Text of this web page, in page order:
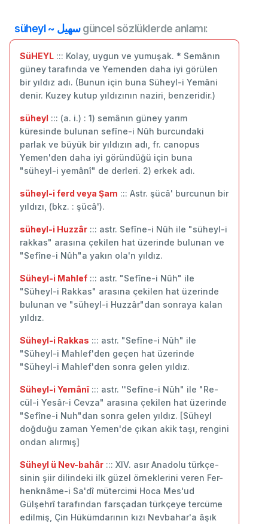
süheyl ~ سهيلgüncel sözlüklerde anlamı:
SüHEYL ::: Kolay, uygun ve yumuşak. * Semânın
güney tarafında ve Yemenden daha iyi görülen
bir yıldız adı. (Bunun için buna Süheyl-i Yemâni
denir. Kuzey kutup yıldızının naziri, benzeridir.)
süheyl ::: (a. i.) : 1) semânın güney yarım
küresinde bulunan sefîne-i Nûh burcundaki
parlak ve büyük bir yıldızın adı, fr. canopus
Yemen'den daha iyi göründüğü için buna
"süheyl-i yemânî" de derleri. 2) erkek adı.
süheyl-i ferd veya Şam ::: Astr. şücâ' burcunun bir
yıldızı, (bkz. : şücâ').
süheyl-i Huzzâr ::: astr. Sefîne-i Nûh ile "süheyl-i
rakkas" arasına çekilen hat üzerinde bulunan ve
"Sefîne-i Nûh"a yakın ola'n yıldız.
Süheyl-i Mahlef ::: astr. "Sefîne-i Nûh" ile
"Süheyl-i Rakkas" arasına çekilen hat üzerinde
bulunan ve "süheyl-i Huzzâr"dan sonraya kalan
yıldız.
Süheyl-i Rakkas ::: astr. "Sefîne-i Nûh" ile
"Süheyl-i Mahlef'den geçen hat üzerinde
"Süheyl-i Mahlef'den sonra gelen yıldız.
Süheyl-i Yemânî::: astr. ''Sefîne-i Nûh" ile "Re-
cül-i Yesâr-i Cevza" arasına çekilen hat üzerinde
"Sefîne-i Nuh"dan sonra gelen yıldız. [Süheyl
doğduğu zaman Yemen'de çıkan akik taşı, rengini
ondan alırmış]
Süheyl ü Nev-bahâr ::: XIV. asır Anadolu türkçe-
sinin şiir dilindeki ilk güzel örneklerini veren Fer-
henknâme-i Sa'dî mütercimi Hoca Mes'ud
Gülşehrî tarafından farsçadan türkçeye tercüme
edilmiş, Çin Hükümdarının kızı Nevbahar'a âşık